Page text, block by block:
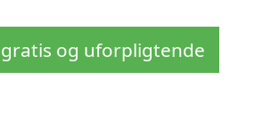
og uforpligtende